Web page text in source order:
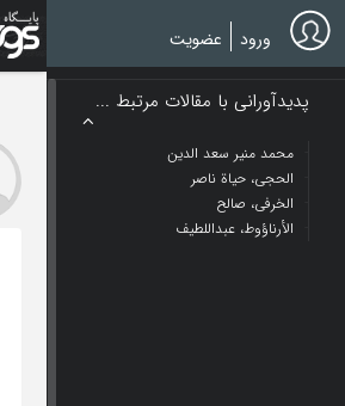
Skip
to
main
ورود عضویت
پدیدآورانی با مقالات مرتبط ...
محمد منیر سعد الدین
الحجي، حیاة ناصر
الخرفی، صالح
الأرناؤوط، عبداللطیف